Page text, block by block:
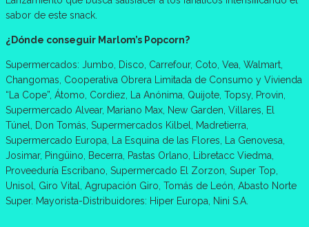
sabor de este snack.
¿Dónde conseguir Marlom’s Popcorn?
Supermercados: Jumbo, Disco, Carrefour, Coto, Vea, Walmart,
Changomas, Cooperativa Obrera Limitada de Consumo y Vivienda
“La Cope”, Átomo, Cordiez, La Anónima, Quijote, Topsy, Provin,
Supermercado Alvear, Mariano Max, New Garden, Villares, El
Túnel, Don Tomás, Supermercados Kilbel, Madretierra,
Supermercado Europa, La Esquina de las Flores, La Genovesa,
Josimar, Pingüino, Becerra, Pastas Orlano, Libretacc Viedma,
Proveeduría Escribano, Supermercado El Zorzon, Super Top,
Unisol, Giro Vital, Agrupación Giro, Tomás de León, Abasto Norte
Super. Mayorista-Distribuidores: Hiper Europa, Nini S.A.